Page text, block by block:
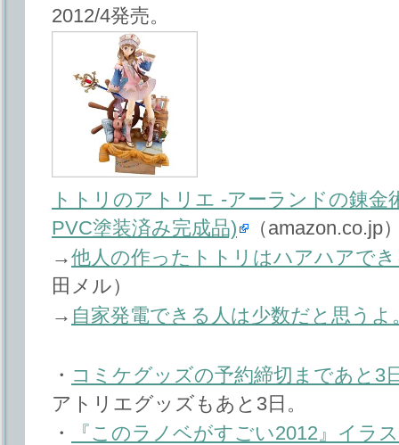
2012/4発売。
トトリのアトリエ -アーランドの錬金
PVC塗装済み完成品)
（amazon.co.jp
→他人の作ったトトリはハアハアで
田メル）
→ 自家発電できる人は少数だと思うよ
・ コミケグッズの予約締切まであと3
アトリエグッズもあと3日。
・
『このラノベがすごい2012』イラ